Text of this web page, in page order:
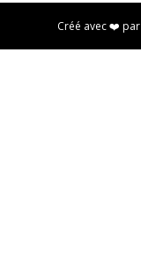
Créé avec ❤️ par